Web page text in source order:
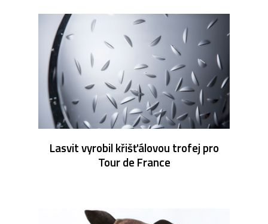
Lasvit vyrobil křišťálovou trofej pro
Tour de France